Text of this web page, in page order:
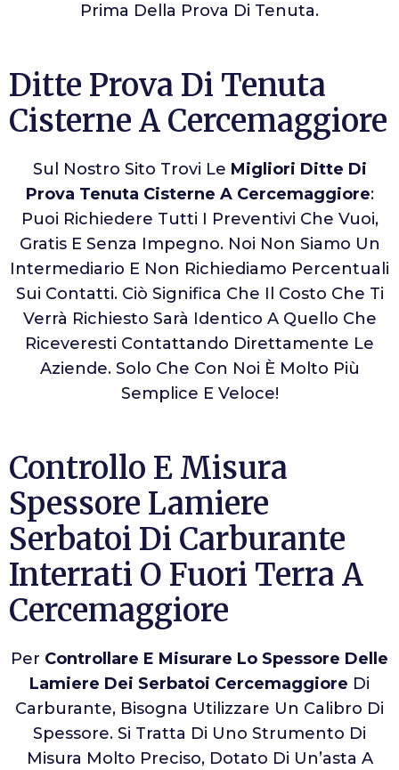
Prima Della Prova Di Tenuta.
Ditte Prova Di Tenuta
Cisterne A Cercemaggiore
Sul Nostro Sito Trovi Le Migliori Ditte Di
Prova Tenuta Cisterne A Cercemaggiore:
Puoi Richiedere Tutti I Preventivi Che Vuoi,
Gratis E Senza Impegno. Noi Non Siamo Un
Intermediario E Non Richiediamo Percentuali
Sui Contatti. Ciò Significa Che Il Costo Che Ti
Verrà Richiesto Sarà Identico A Quello Che
Riceveresti Contattando Direttamente Le
Aziende. Solo Che Con Noi È Molto Più
Semplice E Veloce!
Controllo E Misura
Spessore Lamiere
Serbatoi Di Carburante
Interrati O Fuori Terra A
Cercemaggiore
Per Controllare E Misurare Lo Spessore Delle
Lamiere Dei Serbatoi Cercemaggiore Di
Carburante, Bisogna Utilizzare Un Calibro Di
Spessore. Si Tratta Di Uno Strumento Di
Misura Molto Preciso, Dotato Di Un’asta A